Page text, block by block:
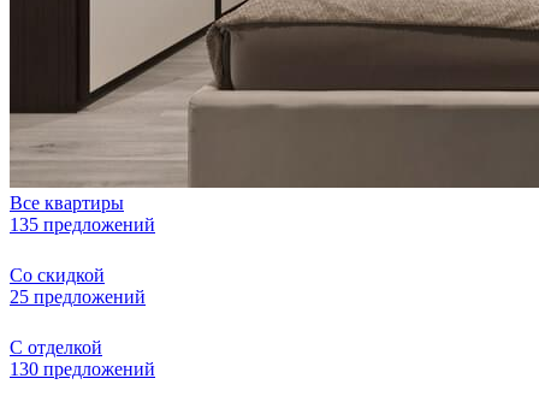
Все квартиры
135 предложений
Со скидкой
25 предложений
С отделкой
130 предложений